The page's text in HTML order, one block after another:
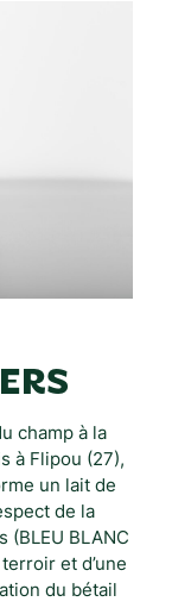
champ à la
à Flipou (27),
un lait de
de la
(BLEU BLANC
et d’une
du bétail